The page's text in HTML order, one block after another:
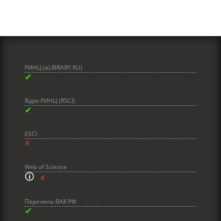
РИНЦ (eLIBRARY.RU)
✔
Ядро РИНЦ (RSCI)
✔
ESCI
✘
Web of Science
🛈✘
Перечень ВАК РФ
✔